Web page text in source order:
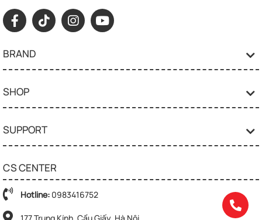
BRAND
SHOP
SUPPORT
CS CENTER
Hotline: 0983416752